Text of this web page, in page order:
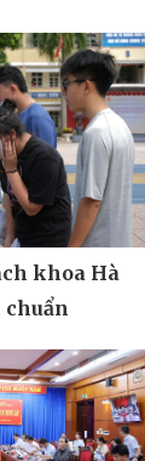
khoa Hà
chuẩn